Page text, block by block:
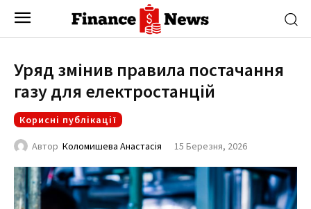
Уряд змінив правила постачання
газу для електростанцій
Корисні публікації
Автор Коломишева Анастасія 15 Березня, 2026